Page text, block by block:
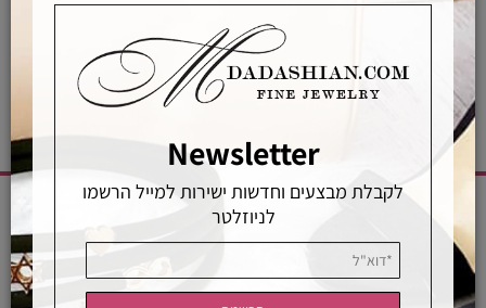
משלוחים מהירים
CATEGORIES
שרשראות
Newsletter
לקבלת מבצעים וחדשות ישירות למייל הרשמו
לניוזלטר